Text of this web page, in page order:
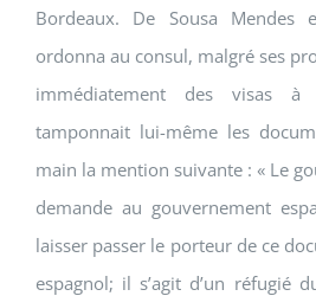
Bordeaux. De Sousa Mendes
ordonna au consul, malgré ses
immédiatement des visas
tamponnait lui-même les
main la mention suivante : « Le
demande au gouvernement
laisser passer le porteur de ce
espagnol; il s’agit d’un réfugié